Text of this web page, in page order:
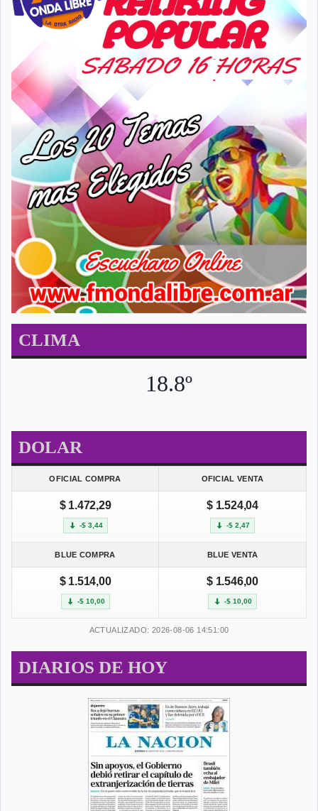
CLIMA
18.8º
DOLAR
OFICIAL COMPRA OFICIAL VENTA
$ 1.472,29
-$ 3,44
$ 1.524,04
-$ 2,47
BLUE COMPRA BLUE VENTA
$ 1.514,00
-$ 10,00
$ 1.546,00
-$ 10,00
ACTUALIZADO: 2026-08-06 14:51:00
DIARIOS DE HOY